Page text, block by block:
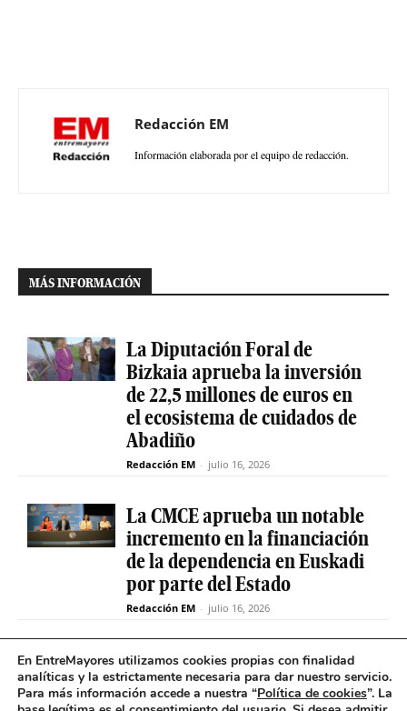
Redacción EM
Información elaborada por el equipo de redacción.
MÁS INFORMACIÓN
La Diputación Foral de
Bizkaia aprueba la inversión
de 22,5 millones de euros en
el ecosistema de cuidados de
Abadiño
Redacción EM - julio 16, 2026
La CMCE aprueba un notable
incremento en la financiación
de la dependencia en Euskadi
por parte del Estado
Redacción EM - julio 16, 2026
El servicio de teleasistencia
betiON prueba un nuevo
sistema de mensajes de voz
En EntreMayores utilizamos cookies propias con finalidad
analíticas y la estrictamente necesaria para dar nuestro servicio.
Para más información accede a nuestra “Política de cookies”. La